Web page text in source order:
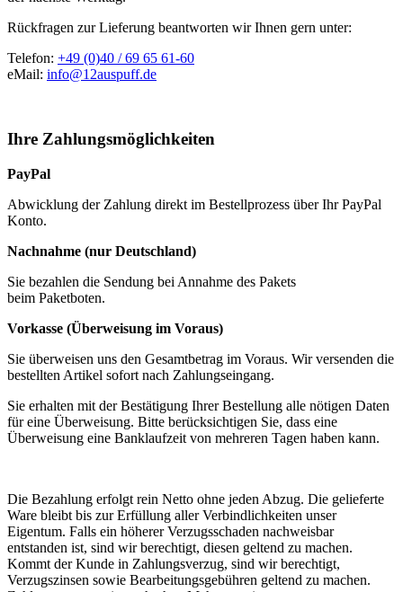
Rückfragen zur Lieferung beantworten wir Ihnen gern unter:
Telefon: +49 (0)40 / 69 65 61-60
eMail: info@12auspuff.de
Ihre Zahlungsmöglichkeiten
PayPal
Abwicklung der Zahlung direkt im Bestellprozess über Ihr PayPal
Konto.
Nachnahme (nur Deutschland)
Sie bezahlen die Sendung bei Annahme des Pakets
beim Paketboten.
Vorkasse (Überweisung im Voraus)
Sie überweisen uns den Gesamtbetrag im Voraus. Wir versenden die
bestellten Artikel sofort nach Zahlungseingang.
Sie erhalten mit der Bestätigung Ihrer Bestellung alle nötigen Daten
für eine Überweisung. Bitte berücksichtigen Sie, dass eine
Überweisung eine Banklaufzeit von mehreren Tagen haben kann.
Die Bezahlung erfolgt rein Netto ohne jeden Abzug. Die gelieferte
Ware bleibt bis zur Erfüllung aller Verbindlichkeiten unser
Eigentum. Falls ein höherer Verzugsschaden nachweisbar
entstanden ist, sind wir berechtigt, diesen geltend zu machen.
Kommt der Kunde in Zahlungsverzug, sind wir berechtigt,
Verzugszinsen sowie Bearbeitungsgebühren geltend zu machen.